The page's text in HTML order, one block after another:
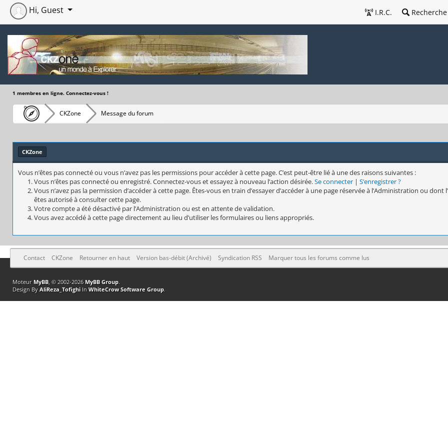
I.R.C. Recherche
Hi, Guest
1 membres en ligne. Connectez-vous !
CKZone Message du forum
CKZone
Vous n’êtes pas connecté ou vous n’avez pas les permissions pour accéder à cette page. C’est peut-être lié à une des raisons suivantes :
Vous n’êtes pas connecté ou enregistré. Connectez-vous et essayez à nouveau l’action désirée.Se connecter | S’enregistrer ?
Vous n’avez pas la permission d’accéder à cette page. Êtes-vous en train d’essayer d’accéder à une page réservée à l’Administration ou
êtes autorisé à consulter cette page.
Votre compte a été désactivé par l’Administration ou est en attente de validation.
Vous avez accédé à cette page directement au lieu d’utiliser les formulaires ou liens appropriés.
Contact CKZone Retourner en haut Version bas-débit (Archivé) Syndication RSS Marquer tous les forums comme lus
Moteur MyBB, © 2002-2026 MyBB Group.
Design By AliReza_TofighiIn WhiteCrow Software Group.